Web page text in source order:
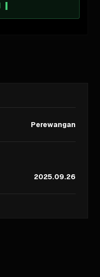
Perewangan
2025.09.26